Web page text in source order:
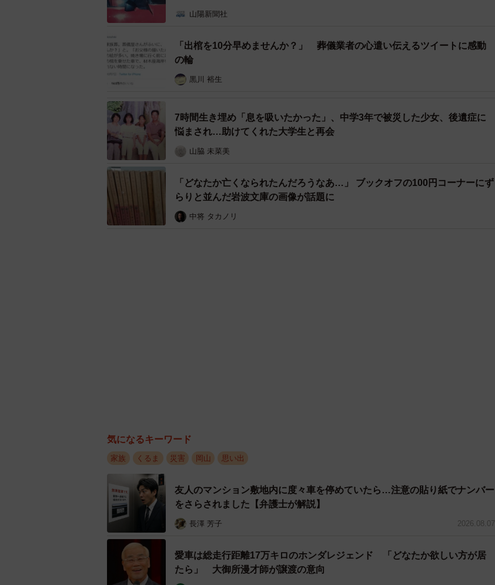
山陽新聞社
「出棺を10分早めませんか？」 葬儀業者の心遣い伝えるツイートに感動
の輪
黒川 裕生
7時間生き埋め「息を吸いたかった」、中学3年で被災した少女、後遺症に
悩まされ…助けてくれた大学生と再会
山脇 未菜美
「どなたか亡くなられたんだろうなあ…」 ブックオフの100円コーナーにず
らりと並んだ岩波文庫の画像が話題に
中将 タカノリ
気になるキーワード
家族 くるま 災害 岡山 思い出
友人のマンション敷地内に度々車を停めていたら…注意の貼り紙でナンバー
をさらされました【弁護士が解説】
長澤 芳子 2026.08.07
愛車は総走行距離17万キロのホンダレジェンド 「どなたか欲しい方が居
たら」 大御所漫才師が譲渡の意向